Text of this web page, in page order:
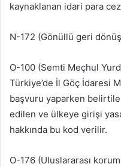
kaynaklanan idari para
N-172 (Gönüllü geri
O-100 (Semti Meçhul
Türkiye’de İl Göç İdaresi
başvuru yaparken
edilen ve ülkeye girişi
hakkında bu kod verilir.
O-176 (Uluslararası